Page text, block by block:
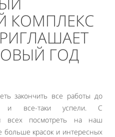
КОМПЛЕКС
ГОД
закончить все работы до
и все-таки успели. С
всех посмотреть на наш
красок и интересных